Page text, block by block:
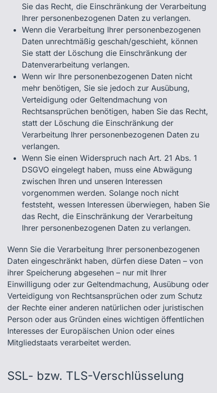
Sie das Recht, die Einschränkung der Verarbeitung
Ihrer personenbezogenen Daten zu verlangen.
Wenn die Verarbeitung Ihrer personenbezogenen
Daten unrechtmäßig geschah/geschieht, können
Sie statt der Löschung die Einschränkung der
Datenverarbeitung verlangen.
Wenn wir Ihre personenbezogenen Daten nicht
mehr benötigen, Sie sie jedoch zur Ausübung,
Verteidigung oder Geltendmachung von
Rechtsansprüchen benötigen, haben Sie das Recht,
statt der Löschung die Einschränkung der
Verarbeitung Ihrer personenbezogenen Daten zu
verlangen.
Wenn Sie einen Widerspruch nach Art. 21 Abs. 1
DSGVO eingelegt haben, muss eine Abwägung
zwischen Ihren und unseren Interessen
vorgenommen werden. Solange noch nicht
feststeht, wessen Interessen überwiegen, haben Sie
das Recht, die Einschränkung der Verarbeitung
Ihrer personenbezogenen Daten zu verlangen.
Wenn Sie die Verarbeitung Ihrer personenbezogenen
Daten eingeschränkt haben, dürfen diese Daten – von
ihrer Speicherung abgesehen – nur mit Ihrer
Einwilligung oder zur Geltendmachung, Ausübung oder
Verteidigung von Rechtsansprüchen oder zum Schutz
der Rechte einer anderen natürlichen oder juristischen
Person oder aus Gründen eines wichtigen öffentlichen
Interesses der Europäischen Union oder eines
Mitgliedstaats verarbeitet werden.
SSL- bzw. TLS-Verschlüsselung